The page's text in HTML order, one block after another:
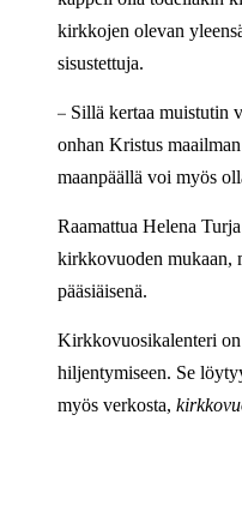
kirkkojen olevan
sisustettuja.
– Sillä kertaa muistutin
onhan Kristus
maanpäällä voi myös
Raamattua Helena
kirkkovuoden mukaan,
pääsiäisenä.
Kirkkovuosikalenteri
hiljentymiseen. Se
myös verkosta,